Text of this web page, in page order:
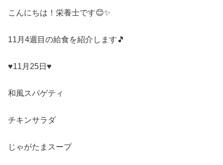
こんにちは！栄養士です😊✨
11月4週目の給食を紹介します🎵
♥11月25日♥
和風スパゲティ
チキンサラダ
じゃがたまスープ